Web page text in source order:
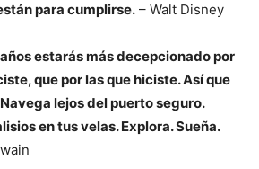
para cumplirse. – Walt Disney
estarás más decepcionado por
que por las que hiciste. Así que
lejos del puerto seguro.
en tus velas. Explora. Sueña.